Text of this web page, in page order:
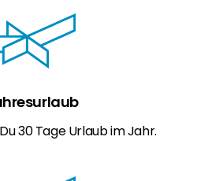
30 Tage Urlaub im Jahr.